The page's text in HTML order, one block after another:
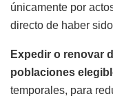
únicamente por
directo de haber
Expedir o renovar
poblaciones
temporales, para